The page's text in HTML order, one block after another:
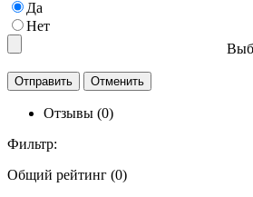
Да
Нет
Отзывы (0)
Фильтр:
Общий рейтинг (0)